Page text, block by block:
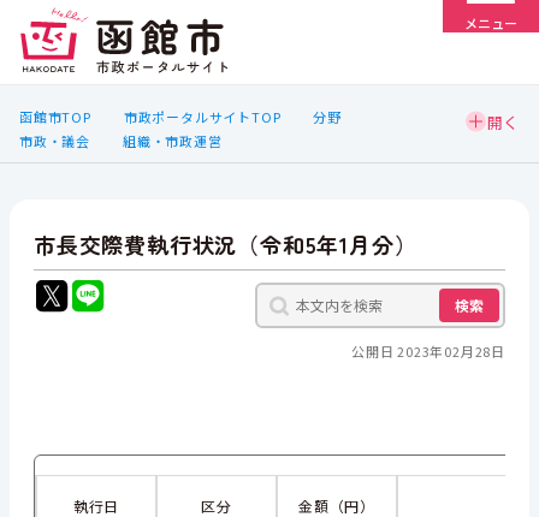
メニュー
函館市TOP 市政ポータルサイトTOP
分野
市政・議会
組織・市政運営
市長交際費執行状況（令和5年1月分）
検索
公開日 2023年02月28日
執行日 区分 金額（円）